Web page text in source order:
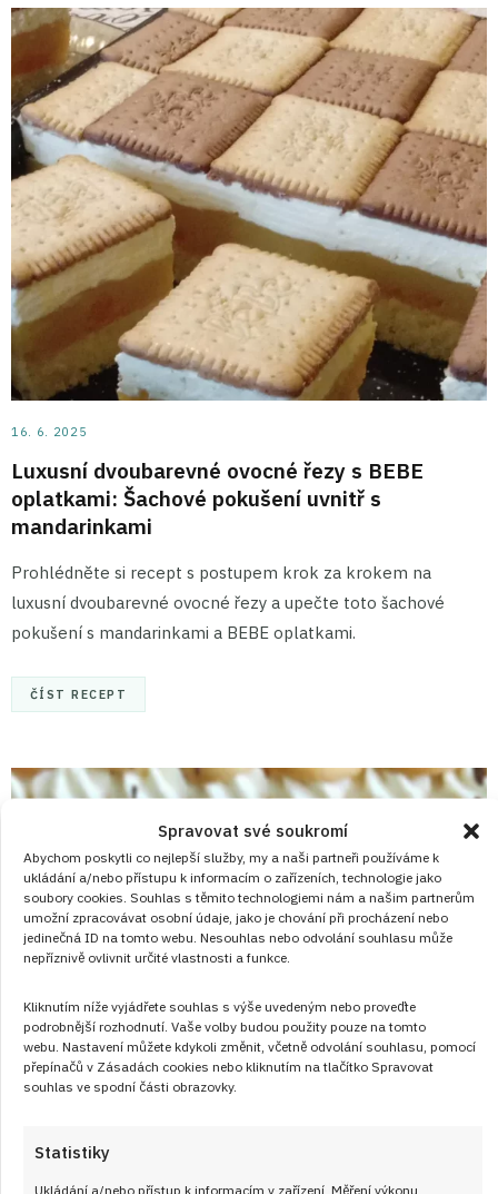
Spravovat své soukromí
Abychom poskytli co nejlepší služby, my a naši partneři používáme k
ukládání a/nebo přístupu k informacím o zařízeních, technologie jako
soubory cookies. Souhlas s těmito technologiemi nám a našim partnerům
umožní zpracovávat osobní údaje, jako je chování při procházení nebo
jedinečná ID na tomto webu. Nesouhlas nebo odvolání souhlasu může
nepříznivě ovlivnit určité vlastnosti a funkce.
Kliknutím níže vyjádřete souhlas s výše uvedeným nebo proveďte
podrobnější rozhodnutí. Vaše volby budou použity pouze na tomto
webu. Nastavení můžete kdykoli změnit, včetně odvolání souhlasu, pomocí
přepínačů v Zásadách cookies nebo kliknutím na tlačítko Spravovat
souhlas ve spodní části obrazovky.
Statistiky
Ukládání a/nebo přístup k informacím v zařízení, Měření výkonu
16. 6. 2025
Luxusní dvoubarevné ovocné řezy s BEBE
oplatkami: Šachové pokušení uvnitř s
mandarinkami
Prohlédněte si recept s postupem krok za krokem na
luxusní dvoubarevné ovocné řezy a upečte toto šachové
pokušení s mandarinkami a BEBE oplatkami.
ČÍST RECEPT